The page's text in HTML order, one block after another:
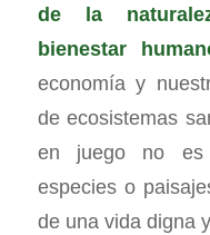
de la
bienestar
economía y
de ecosistemas
en juego no es
especies o
de una vida digna